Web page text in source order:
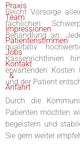
Praxis
Team
Impressionen
Patientenstimmen
Jobs
Kontakt
&
Anfahrt
Reicht Vorsorge
fachlichen
Behandlung an.
qualitativ
Kassenrichtlinien
erwartenden
und der Patient
Durch die
Patienten möchten
begeistern und
Sie gern weiter